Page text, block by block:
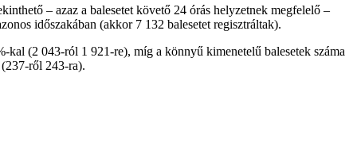
– azaz a balesetet követő 24 órás helyzetnek megfelelő –
időszakában (akkor 7 132 balesetet regisztráltak).
kal (2 043-ról 1 921-re), míg a könnyű kimenetelű balesetek száma
ről 243-ra).